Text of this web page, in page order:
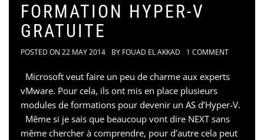
FORMATION HYPER-V
GRATUITE
POSTED ON 22 MAY 2014 BY FOUAD EL AKKAD 1 COMMENT
Microsoft veut faire un peu de charme aux experts
vMware. Pour cela, ils ont mis en place plusieurs
modules de formations pour devenir un AS d’Hyper-V.
Même si je sais que beaucoup vont dire NEXT sans
même chercher à comprendre, pour d’autre cela peut